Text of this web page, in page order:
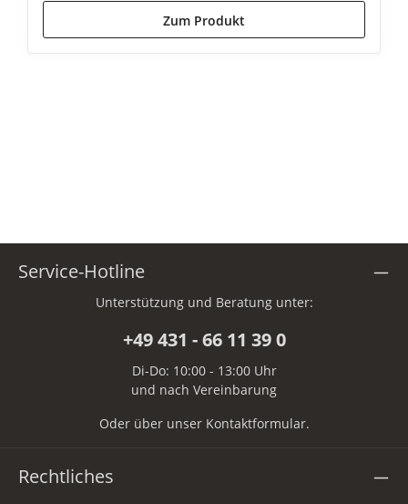
Zum Produkt
Service-Hotline
Unterstützung und Beratung unter:
+49 431 - 66 11 39 0
Di-Do: 10:00 - 13:00 Uhr
und nach Vereinbarung
Oder über unser Kontaktformular.
Rechtliches